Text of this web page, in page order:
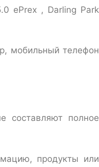
ePrex , Darling Park
мобильный телефон
составляют полное
продукты или